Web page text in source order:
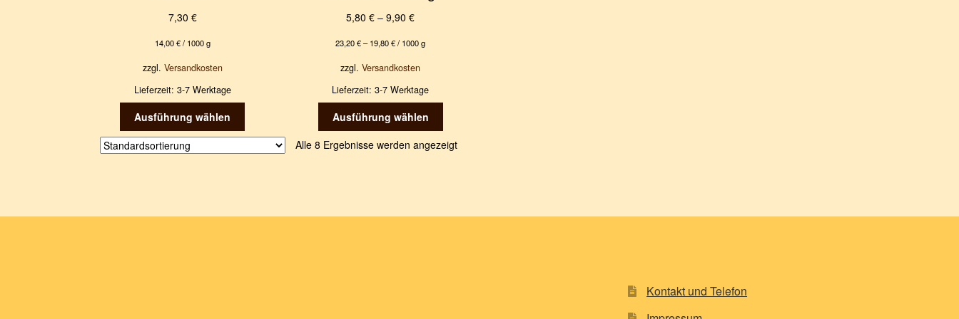
7,30 €
14,00€/ 1000 g
zzgl. Versandkosten
Lieferzeit: 3-7 Werktage
Ausführung wählen
weist
mehrere
Optionen
5,80€ –9,90€
23,20€–19,80€/ 1000g
zzgl.Versandkosten
Lieferzeit:3-7 Werktage
Ausführung wählen
weist
Optionen
Alle 8 Ergebnisse werden angezeigt
Kontakt und Telefon